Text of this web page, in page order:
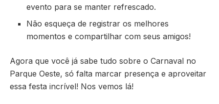
evento para se manter refrescado.
Não esqueça de registrar os melhores
momentos e compartilhar com seus amigos!
Agora que você já sabe tudo sobre o Carnaval no
Parque Oeste, só falta marcar presença e aproveitar
essa festa incrível! Nos vemos lá!